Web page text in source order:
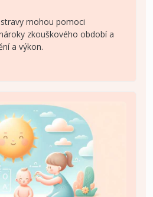
mohou pomoci
zkouškového období a
a výkon.